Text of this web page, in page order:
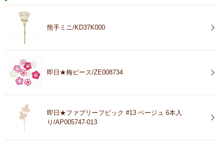
熊手ミニ/KD37K000
即日★梅ピース/ZE008734
即日★ファブリーフピック #13 ベージュ 6本入
り/AP005747-013